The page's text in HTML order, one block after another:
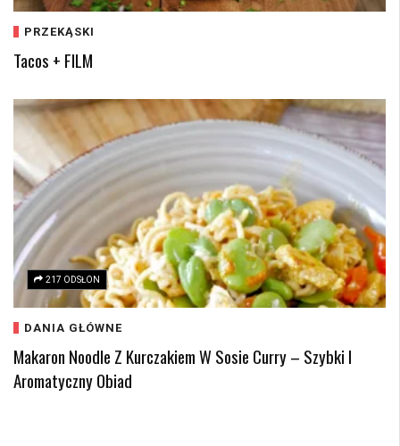
PRZEKĄSKI
Tacos + FILM
217 ODSŁON
DANIA GŁÓWNE
Makaron Noodle Z Kurczakiem W Sosie Curry – Szybki I
Aromatyczny Obiad